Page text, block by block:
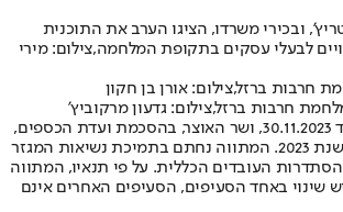
ובכירי משרדו, הציגו הערב את התוכנית
לבעלי עסקים בתקופת המלחמה,צילום: מירי
חרבות ברזל,צילום: אורן בן חקון
חרבות ברזל,צילום: גדעון מרקוביץ'
המתווה המוצע יחול עד 30.11.2023, ושר האוצר, בהסכמת ועדת הכספים,
רשאי להאריכו עד סוף שנת 2023. המתווה נחתם בתמיכת נשיאות המגזר
העובדים הכללית. על פי תנאיו, המתווה
שינוי באחד הסעיפים, הסעיפים האחרים אינם